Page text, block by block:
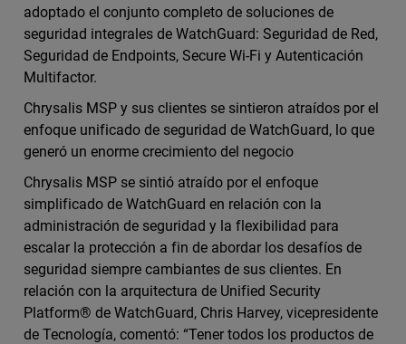
adoptado el conjunto completo de soluciones de
seguridad integrales de WatchGuard: Seguridad de Red,
Seguridad de Endpoints, Secure Wi-Fi y Autenticación
Multifactor.
Chrysalis MSP y sus clientes se sintieron atraídos por el
enfoque unificado de seguridad de WatchGuard, lo que
generó un enorme crecimiento del negocio
Chrysalis MSP se sintió atraído por el enfoque
simplificado de WatchGuard en relación con la
administración de seguridad y la flexibilidad para
escalar la protección a fin de abordar los desafíos de
seguridad siempre cambiantes de sus clientes. En
relación con la arquitectura de Unified Security
Platform® de WatchGuard, Chris Harvey, vicepresidente
de Tecnología, comentó: “Tener todos los productos de